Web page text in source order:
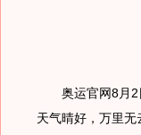
奥运官网8月2日
天气晴好，万里